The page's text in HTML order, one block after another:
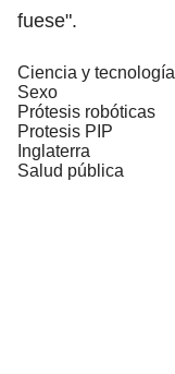
fuese".
Ciencia y tecnología
Sexo
Prótesis robóticas
Protesis PIP
Inglaterra
Salud pública